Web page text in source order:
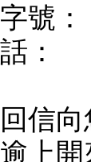
號：
：
信
上